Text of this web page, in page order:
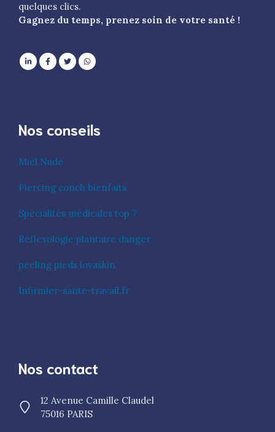
quelques clics.
Gagnez du temps, prenez soin de votre santé !
Nos conseils
Miel Nude
Piercing conch bienfaits
Spécialités médicales top 7
Réflexologie plantaire danger
peeling pieds lovaskin
Infirmier-sante-travail.fr
Nos contact
12 Avenue Camille Claudel
75016 PARIS